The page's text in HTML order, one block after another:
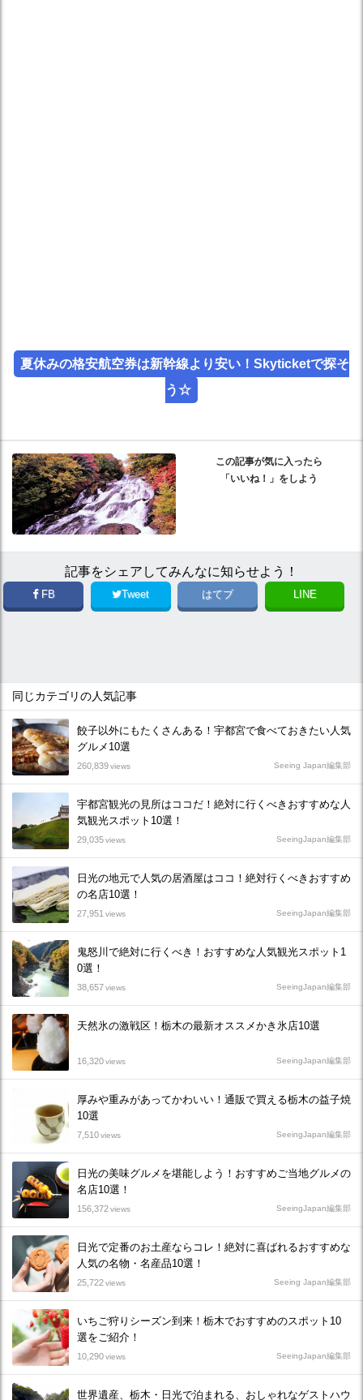
夏休みの格安航空券は新幹線より安い！Skyticketで探そ
う☆
この記事が気に入ったら
「いいね！」をしよう
記事をシェアしてみんなに知らせよう！
FB Tweet はてブ LINE
同じカテゴリの人気記事
餃子以外にもたくさんある！宇都宮で食べておきたい人気
グルメ10選
260,839views Seeing Japan編集部
宇都宮観光の見所はココだ！絶対に行くべきおすすめな人
気観光スポット10選！
29,035views SeeingJapan編集部
日光の地元で人気の居酒屋はココ！絶対行くべきおすすめ
の名店10選！
27,951 views SeeingJapan編集部
鬼怒川で絶対に行くべき！おすすめな人気観光スポット1
0選！
38,657views SeeingJapan編集部
天然氷の激戦区！栃木の最新オススメかき氷店10選
16,320views SeeingJapan編集部
厚みや重みがあってかわいい！通販で買える栃木の益子焼
10選
7,510views SeeingJapan編集部
日光の美味グルメを堪能しよう！おすすめご当地グルメの
名店10選！
156,372views SeeingJapan編集部
日光で定番のお土産ならコレ！絶対に喜ばれるおすすめな
人気の名物・名産品10選！
25,722views Seeing Japan編集部
いちご狩りシーズン到来！栃木でおすすめのスポット10
選をご紹介！
10,290views SeeingJapan編集部
世界遺産、栃木・日光で泊まれる、おしゃれなゲストハウ